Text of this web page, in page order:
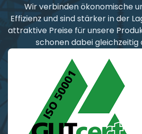
Wir verbinden ökonomische
Effizienz und sind stärker in der
attraktive Preise für unsere
schonen dabei gleichzeitig